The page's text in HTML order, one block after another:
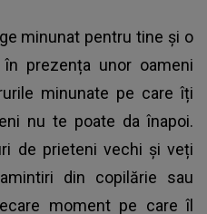
minunat pentru tine și o
prezența unor oameni
minunate pe care îți
nu te poate da înapoi.
de prieteni vechi și veți
din copilărie sau
moment pe care îl